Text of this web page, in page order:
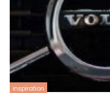
inspiration